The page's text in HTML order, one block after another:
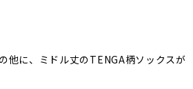
他に、ミドル丈のTENGA柄ソックスが